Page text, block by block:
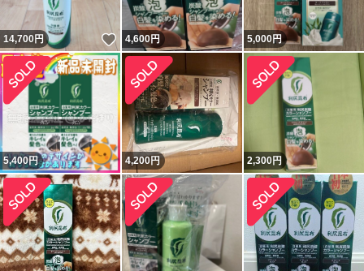
14,700円 いいね！
4,600円 5,000円
5,400円 4,200円 2,300円